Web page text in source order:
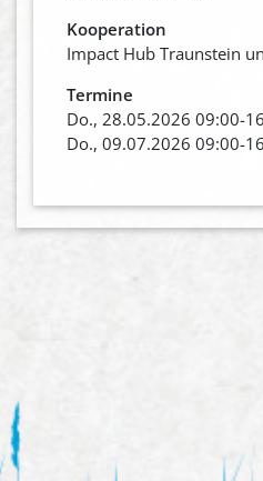
Kooperation
Impact Hub Traunstein
Termine
Do., 28.05.2026 09:00-
Do., 09.07.2026 09:00-